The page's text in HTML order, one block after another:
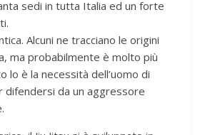
sedi in tutta Italia ed un forte
Alcuni ne tracciano le origini
ma probabilmente è molto più
lo è la necessità dell’uomo di
difendersi da un aggressore